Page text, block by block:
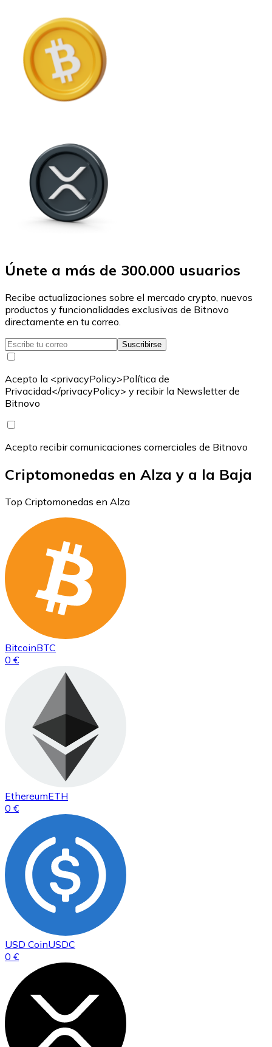
Únete a más de 300.000 usuarios
Recibe actualizaciones sobre el mercado crypto, nuevos
productos y funcionalidades exclusivas de Bitnovo
directamente en tu correo.
Suscribirse
Acepto la <privacyPolicy>Política de
Privacidad</privacyPolicy> y recibir la Newsletter de
Bitnovo
Acepto recibir comunicaciones comerciales de Bitnovo
Criptomonedas en Alza y a la Baja
Top Criptomonedas en Alza
BitcoinBTC
0 €
EthereumETH
0 €
USD CoinUSDC
0 €